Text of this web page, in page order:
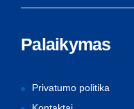
Palaikymas
Privatumo politika